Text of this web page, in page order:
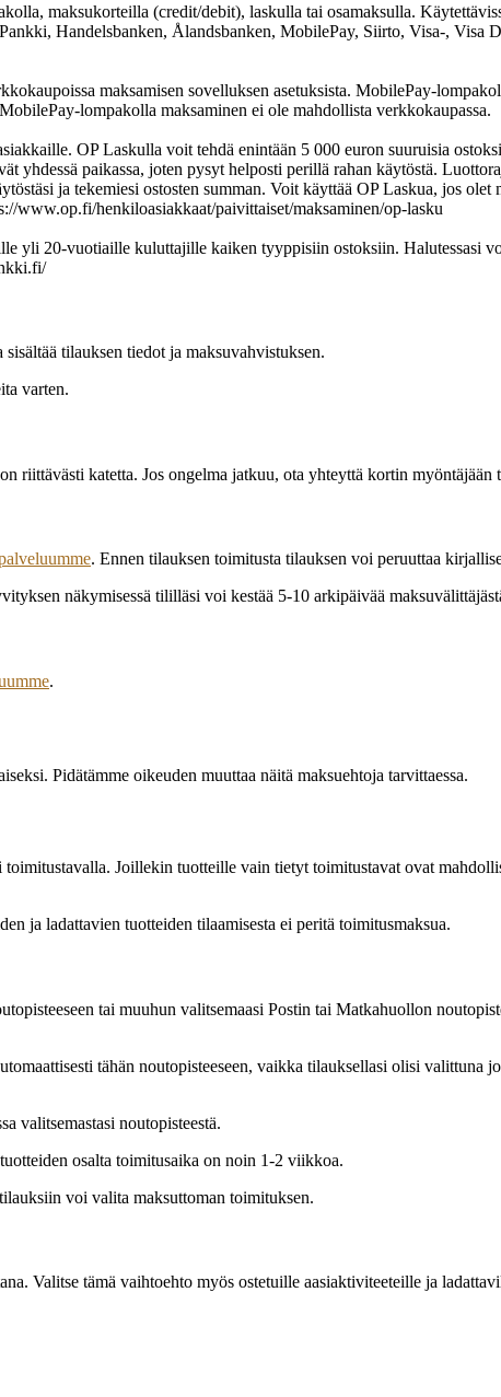
maksukorteilla (credit/debit), laskulla tai osamaksulla.
Handelsbanken, Ålandsbanken, MobilePay, Siirto, Visa-,
maksamisen sovelluksen asetuksista. MobilePay-
lompakolla maksaminen ei ole mahdollista verkkokaupassa.
OP Laskulla voit tehdä enintään 5 000 euron suuruisia
yhdessä paikassa, joten pysyt helposti perillä rahan käytöstä.
ja tekemiesi ostosten summan. Voit käyttää OP Laskua, jos
www.op.fi/henkiloasiakkaat/paivittaiset/maksaminen/op-lasku
yli 20-vuotiaille kuluttajille kaiken tyyppisiin ostoksiin. Halutessasi
tilauksen tiedot ja maksuvahvistuksen.
varten.
riittävästi katetta. Jos ongelma jatkuu, ota yhteyttä kortin myöntäjään
e. Ennen tilauksen toimitusta tilauksen voi peruuttaa
näkymisessä tililläsi voi kestää 5-10 arkipäivää
.
Pidätämme oikeuden muuttaa näitä maksuehtoja tarvittaessa.
Joillekin tuotteille vain tietyt toimitustavat ovat
ja ladattavien tuotteiden tilaamisesta ei peritä toimitusmaksua.
tai muuhun valitsemaasi Postin tai Matkahuollon
tähän noutopisteeseen, vaikka tilauksellasi olisi valittuna
valitsemastasi noutopisteestä.
osalta toimitusaika on noin 1-2 viikkoa.
voi valita maksuttoman toimituksen.
Valitse tämä vaihtoehto myös ostetuille aasiaktiviteeteille ja